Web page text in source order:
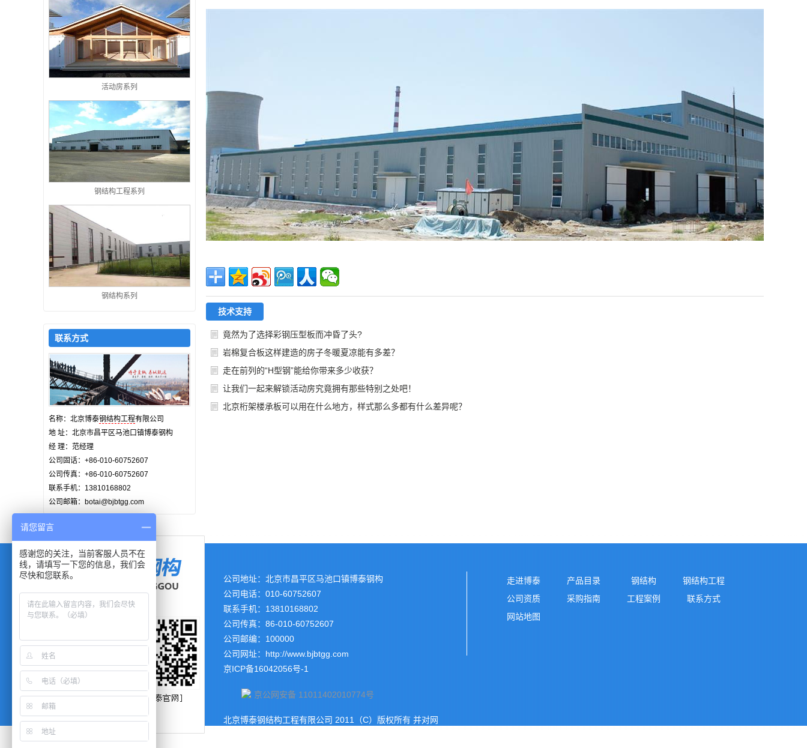
技术支持
竟然为了选择彩钢压型板而冲昏了头?
岩棉复合板这样建造的房子冬暖夏凉能有多差？
走在前列的“H型钢”能给你带来多少收获？
让我们一起来解锁活动房究竟拥有那些特别之处吧！
北京桁架楼承板可以用在什么地方，样式那么多都有什么差异呢？
活动房系列
钢结构工程系列
钢结构系列
联系方式
名称：北京博泰钢结构工程有限公司
地 址：北京市昌平区马池口镇博泰钢构
经 理：范经理
公司固话：+86-010-60752607
公司传真：+86-010-60752607
联系手机：13810168802
公司邮箱：botai@bjbtgg.com
公司地址：北京市昌平区马池口镇博泰钢构
公司电话：010-60752607
联系手机：13810168802
公司传真：86-010-60752607
公司邮编：100000
公司网址： http://www.bjbtgg.com
京ICP备16042056号-1
京公网安备 11011402010774号
北京博泰钢结构工程有限公司 2011（C）版权所有 并对网
走进博泰 产品目录 钢结构
钢结构工程
公司资质
采购指南 工程案例
联系方式
网站地图
请您留言
感谢您的关注，当前客服人员不在
线，请填写一下您的信息，我们会
尽快和您联系。